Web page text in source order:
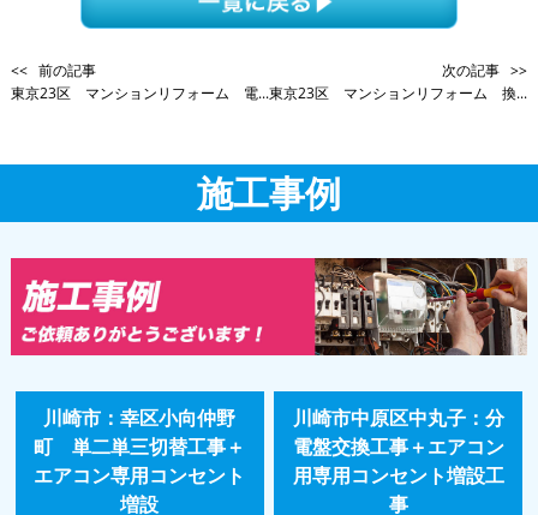
<< 前の記事
東京23区 マンションリフォーム 電...
次の記事 >>
東京23区 マンションリフォーム 換...
施工事例
川崎市：幸区小向仲野
町 単二単三切替工事＋
エアコン専用コンセント
増設
川崎市中原区中丸子：分
電盤交換工事＋エアコン
用専用コンセント増設工
事